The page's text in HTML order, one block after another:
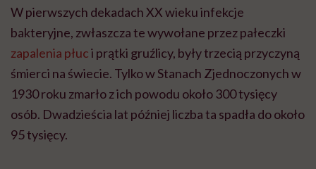
W pierwszych dekadach XX wieku infekcje
bakteryjne, zwłaszcza te wywołane przez pałeczki
zapalenia płuci prątki gruźlicy, były trzecią przyczyną
śmierci na świecie. Tylko w Stanach Zjednoczonych w
1930 roku zmarło z ich powodu około 300 tysięcy
osób. Dwadzieścia lat później liczba ta spadła do około
95 tysięcy.